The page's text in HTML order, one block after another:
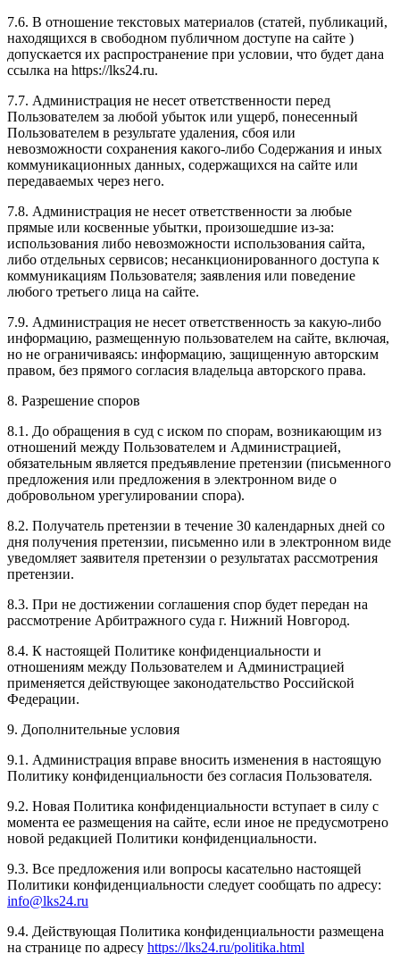
7.6. В отношение текстовых материалов (статей, публикаций,
находящихся в свободном публичном доступе на сайте )
допускается их распространение при условии, что будет дана
ссылка на https://lks24.ru.
7.7. Администрация не несет ответственности перед
Пользователем за любой убыток или ущерб, понесенный
Пользователем в результате удаления, сбоя или
невозможности сохранения какого-либо Содержания и иных
коммуникационных данных, содержащихся на сайте или
передаваемых через него.
7.8. Администрация не несет ответственности за любые
прямые или косвенные убытки, произошедшие из-за:
использования либо невозможности использования сайта,
либо отдельных сервисов; несанкционированного доступа к
коммуникациям Пользователя; заявления или поведение
любого третьего лица на сайте.
7.9. Администрация не несет ответственность за какую-либо
информацию, размещенную пользователем на сайте, включая,
но не ограничиваясь: информацию, защищенную авторским
правом, без прямого согласия владельца авторского права.
8. Разрешение споров
8.1. До обращения в суд с иском по спорам, возникающим из
отношений между Пользователем и Администрацией,
обязательным является предъявление претензии (письменного
предложения или предложения в электронном виде о
добровольном урегулировании спора).
8.2. Получатель претензии в течение 30 календарных дней со
дня получения претензии, письменно или в электронном виде
уведомляет заявителя претензии о результатах рассмотрения
претензии.
8.3. При не достижении соглашения спор будет передан на
рассмотрение Арбитражного суда г. Нижний Новгород.
8.4. К настоящей Политике конфиденциальности и
отношениям между Пользователем и Администрацией
применяется действующее законодательство Российской
Федерации.
9. Дополнительные условия
9.1. Администрация вправе вносить изменения в настоящую
Политику конфиденциальности без согласия Пользователя.
9.2. Новая Политика конфиденциальности вступает в силу с
момента ее размещения на сайте, если иное не предусмотрено
новой редакцией Политики конфиденциальности.
9.3. Все предложения или вопросы касательно настоящей
Политики конфиденциальности следует сообщать по адресу:
info@lks24.ru
9.4. Действующая Политика конфиденциальности размещена
на странице по адресу https://lks24.ru/politika.html